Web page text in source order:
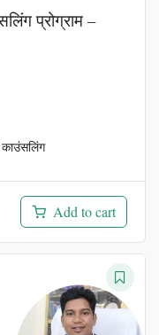
प्रोग्राम –
Add to cart